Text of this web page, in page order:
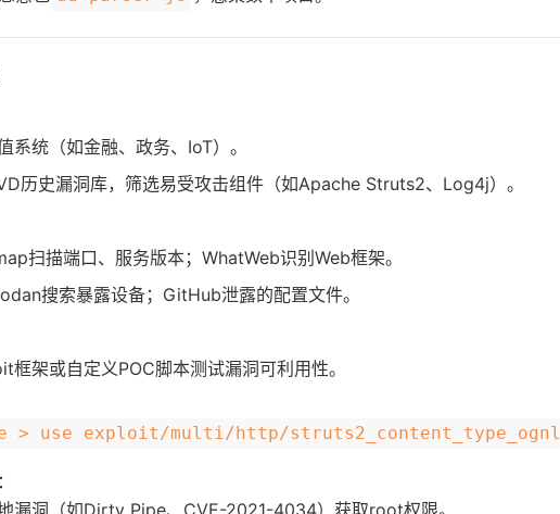
系统（如金融、政务、IoT）。
历史漏洞库，筛选易受攻击组件（如Apache Struts2、Log4j）。
扫描端口、服务版本；WhatWeb识别Web框架。
搜索暴露设备；GitHub泄露的配置文件。
架或自定义POC脚本测试漏洞可利用性。
> use exploit/multi/http/struts2_content_type_ognl
：
漏洞（如Dirty Pipe、CVE-2021-4034）获取root权限。